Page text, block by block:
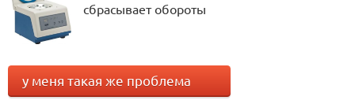
сбрасывает обороты
у меня такая же проблема